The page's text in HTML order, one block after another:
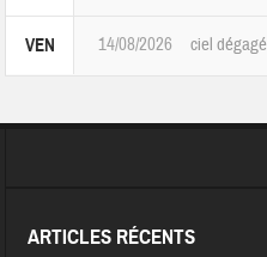
VEN 14/08/2026 ciel dégagé
ARTICLES RÉCENTS